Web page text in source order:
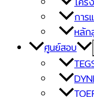
การ
หลัก
ศูนย์สอบ